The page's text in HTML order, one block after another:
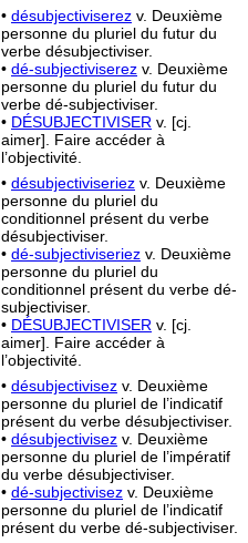
• désubjectiviserez v. Deuxième
personne du pluriel du futur du
verbe désubjectiviser.
• dé-subjectiviserez v. Deuxième
personne du pluriel du futur du
verbe dé-subjectiviser.
• DÉSUBJECTIVISER v. [cj.
aimer]. Faire accéder à
l’objectivité.
• désubjectiviseriez v. Deuxième
personne du pluriel du
conditionnel présent du verbe
désubjectiviser.
• dé-subjectiviseriez v. Deuxième
personne du pluriel du
conditionnel présent du verbe dé-
subjectiviser.
• DÉSUBJECTIVISER v. [cj.
aimer]. Faire accéder à
l’objectivité.
• désubjectivisez v. Deuxième
personne du pluriel de l’indicatif
présent du verbe désubjectiviser.
• désubjectivisez v. Deuxième
personne du pluriel de l’impératif
du verbe désubjectiviser.
• dé-subjectivisez v. Deuxième
personne du pluriel de l’indicatif
présent du verbe dé-subjectiviser.